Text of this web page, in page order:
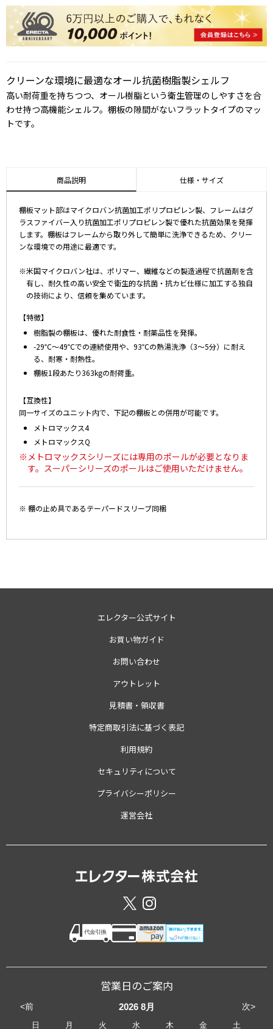
クリーンな環境に最適なオール抗菌樹脂製シェルフ
高い耐荷重を持ちつつ、オール樹脂という衛生管理のしやすさを合
わせ持つ高機能シェルフ。棚板の隙間がないフラットタイプのマッ
トです。
商品説明 仕様・サイズ
棚板マット部はマイクロバン抗菌加工ポリプロピレン製、フレームはグ
ラスファイバー入り抗菌加工ポリプロピレン製で優れた抗菌効果を発揮
します。棚板はフレームから取り外して簡単に洗浄できるため、クリー
ンな環境での用途に最適です。
※米国マイクロバン社は、ポリマー、繊維などの製造過程で抗菌剤を含
有し、耐久性の高い安全で衛生的な抗菌・抗カビ仕様に加工する独自
の技術により、信頼を集めています。
【特徴】
樹脂製の棚板は、優れた耐食性・耐薬品性を発揮。
-29℃～49℃での連続使用や、93℃の熱湯洗浄（3～5分）に耐え
る、耐寒・耐熱性。
棚板1段あたり363kgの耐荷重。
【互換性】
同一サイズのユニット内で、下記の棚板との併用が可能です。
メトロマックス4
メトロマックスQ
※メトロマックスシリーズには専用のポールが必要となりま
す。スーパーシリーズのポールはご使用いただけません。
※ 棚の止め具であるテーパードスリーブ同梱
エレクター公式サイト
お買い物ガイド
お問い合わせ
アウトレット
見積書・領収書
特定商取引法に基づく表記
利用規約
セキュリティについて
プライバシーポリシー
運営会社
営業日のご案内
<前 次>
2026 8月
日 月 火 水 木 金 土